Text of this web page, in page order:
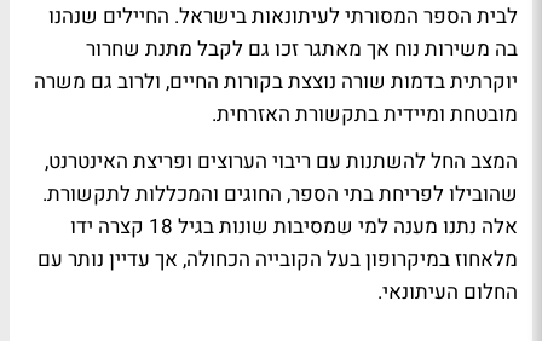
לבית הספר המסורתי לעיתונאות בישראל. החיילים שנהנו
בה משירות נוח אך מאתגר זכו גם לקבל מתנת שחרור
יוקרתית בדמות שורה נוצצת בקורות החיים, ולרוב גם משרה
מובטחת ומיידית בתקשורת האזרחית.
המצב החל להשתנות עם ריבוי הערוצים ופריצת האינטרנט,
שהובילו לפריחת בתי הספר, החוגים והמכללות לתקשורת.
אלה נתנו מענה למי שמסיבות שונות בגיל 18 קצרה ידו
מלאחוז במיקרופון בעל הקובייה הכחולה, אך עדיין נותר עם
החלום העיתונאי.